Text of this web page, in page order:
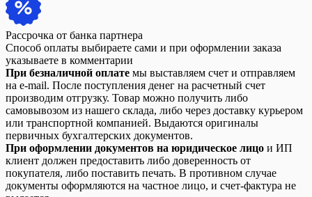
Рассрочка от банка партнера
Способ оплаты выбираете сами и при оформлении заказа
указываете в комментарии
При безналичной оплате мы выставляем счет и отправляем
на e-mail. После поступления денег на расчетный счет
производим отгрузку. Товар можно получить либо
самовывозом из нашего склада, либо через доставку курьером
или транспортной компанией. Выдаются оригиналы
первичных бухгалтерских документов.
При оформлении документов на юридическое лицо и ИП
клиент должен предоставить либо доверенность от
покупателя, либо поставить печать. В противном случае
документы оформляются на частное лицо, и счет-фактура не